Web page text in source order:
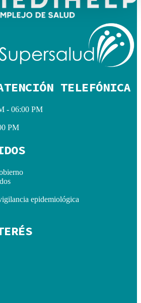
TELEFÓNICA
- 06:00 PM
PM
epidemiológica